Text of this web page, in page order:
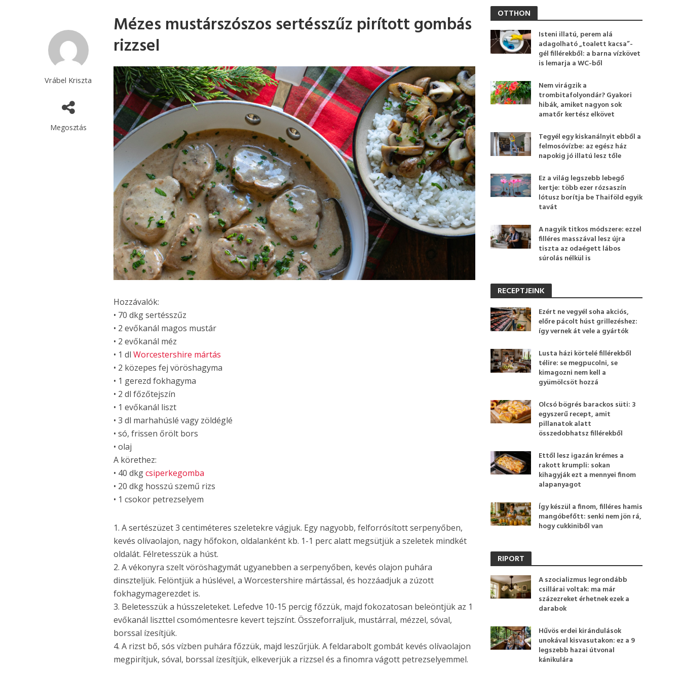
Vrábel Kriszta
Megosztás
Mézes mustárszószos sertésszűz pirított gombás
rizzsel
Hozzávalók:
• 70 dkg sertésszűz
• 2 evőkanál magos mustár
• 2 evőkanál méz
• 1 dlWorcestershire mártás
• 2 közepes fej vöröshagyma
• 1 gerezd fokhagyma
• 2 dl főzőtejszín
• 1 evőkanál liszt
• 3 dl marhahúslé vagy zöldéglé
• só, frissen őrölt bors
• olaj
A körethez:
• 40 dkgcsiperkegomba
• 20 dkg hosszú szemű rizs
• 1 csokor petrezselyem
1. A sertészüzet 3 centiméteres szeletekre vágjuk. Egy nagyobb, felforrósított serpenyőben,
kevés olívaolajon, nagy hőfokon, oldalanként kb. 1-1 perc alatt megsütjük a szeletek mindkét
oldalát. Félretesszük a húst.
2. A vékonyra szelt vöröshagymát ugyanebben a serpenyőben, kevés olajon puhára
dinszteljük. Felöntjük a húslével, a Worcestershire mártással, és hozzáadjuk a zúzott
fokhagymagerezdet is.
3. Beletesszük a hússzeleteket. Lefedve 10-15 percig főzzük, majd fokozatosan beleöntjük az 1
evőkanál liszttel csomómentesre kevert tejszínt. Összeforraljuk, mustárral, mézzel, sóval,
borssal ízesítjük.
4. A rizst bő, sós vízben puhára főzzük, majd leszűrjük. A feldarabolt gombát kevés olívaolajon
megpirítjuk, sóval, borssal ízesítjük, elkeverjük a rizzsel és a finomra vágott petrezselyemmel.
OTTHON
Isteni illatú, perem alá
adagolható „toalett kacsa”-
gél fillérekből: a barna vízkövet
is lemarja a WC-ből
Nem virágzik a
trombitafolyondár? Gyakori
hibák, amiket nagyon sok
amatőr kertész elkövet
Tegyél egy kiskanálnyit ebből a
felmosóvízbe: az egész ház
napokig jó illatú lesz tőle
Ez a világ legszebb lebegő
kertje: több ezer rózsaszín
lótusz borítja be Thaiföld egyik
tavát
A nagyik titkos módszere: ezzel
filléres masszával lesz újra
tiszta az odaégett lábos
súrolás nélkül is
RECEPTJEINK
Ezért ne vegyél soha akciós,
előre pácolt húst grillezéshez:
így vernek át vele a gyártók
Lusta házi körtelé fillérekből
télire: se megpucolni, se
kimagozni nem kell a
gyümölcsöt hozzá
Olcsó bögrés barackos süti: 3
egyszerű recept, amit
pillanatok alatt
összedobhatsz fillérekből
Ettől lesz igazán krémes a
rakott krumpli: sokan
kihagyják ezt a mennyei finom
alapanyagot
Így készül a finom, filléres hamis
mangóbefőtt: senki nem jön rá,
hogy cukkiniből van
RIPORT
A szocializmus legrondább
csillárai voltak: ma már
százezreket érhetnek ezek a
darabok
Hűvös erdei kirándulások
unokával kisvasutakon: ez a 9
legszebb hazai útvonal
kánikulára